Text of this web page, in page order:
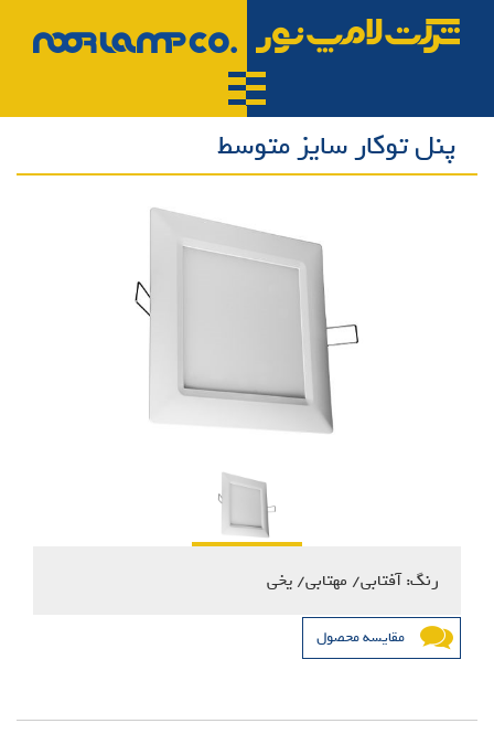
پنل توکار سایز متوسط
رنگ: آفتابی/ مهتابی/ یخی
مقایسه محصول